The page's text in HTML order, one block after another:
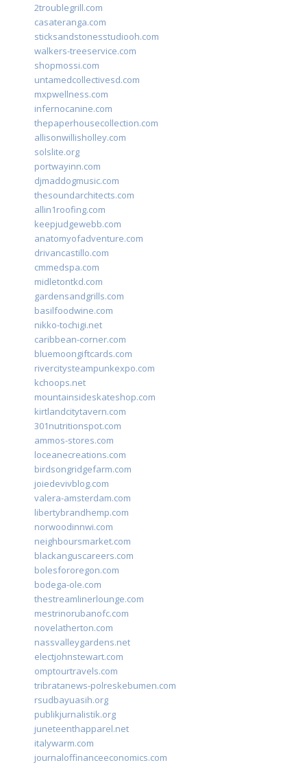
2troublegrill.com
casateranga.com
sticksandstonesstudiooh.com
walkers-treeservice.com
shopmossi.com
untamedcollectivesd.com
mxpwellness.com
infernocanine.com
thepaperhousecollection.com
allisonwillisholley.com
solslite.org
portwayinn.com
djmaddogmusic.com
thesoundarchitects.com
allin1roofing.com
keepjudgewebb.com
anatomyofadventure.com
drivancastillo.com
cmmedspa.com
midletontkd.com
gardensandgrills.com
basilfoodwine.com
nikko-tochigi.net
caribbean-corner.com
bluemoongiftcards.com
rivercitysteampunkexpo.com
kchoops.net
mountainsideskateshop.com
kirtlandcitytavern.com
301nutritionspot.com
ammos-stores.com
loceanecreations.com
birdsongridgefarm.com
joiedevivblog.com
valera-amsterdam.com
libertybrandhemp.com
norwoodinnwi.com
neighboursmarket.com
blackanguscareers.com
bolesfororegon.com
bodega-ole.com
thestreamlinerlounge.com
mestrinorubanofc.com
novelatherton.com
nassvalleygardens.net
electjohnstewart.com
omptourtravels.com
tribratanews-polreskebumen.com
rsudbayuasih.org
publikjurnalistik.org
juneteenthapparel.net
italywarm.com
journaloffinanceeconomics.com